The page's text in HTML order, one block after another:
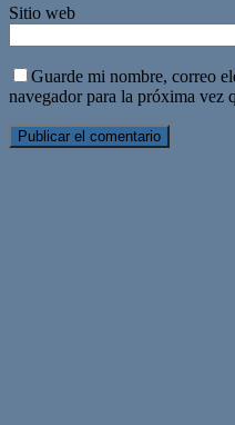
Sitio web
Guarde mi nombre, correo
navegador para la próxima vez